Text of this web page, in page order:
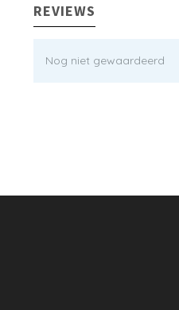
REVIEWS
Nog niet gewaardeerd